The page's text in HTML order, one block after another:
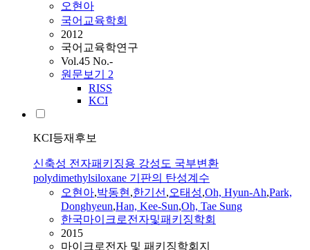
오현아
국어교육학회
2012
국어교육학연구
Vol.45 No.-
원문보기 2
RISS
KCI
KCI등재후보
신축성 전자패키징용 강성도 국부변환
polydimethylsiloxane 기판의 탄성계수
오현아,박동현,한기선,오태성,Oh, Hyun-Ah,Park,
Donghyeun,Han, Kee-Sun,Oh, Tae Sung
한국마이크로전자및패키징학회
2015
마이크로전자 및 패키징학회지